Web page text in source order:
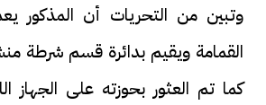
وتبين من التحريات أن المذكور
القمامة ويقيم بدائرة قسم شرطة
كما تم العثور بحوزته على الجهاز